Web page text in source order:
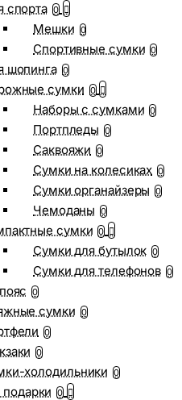
спорта 0
Мешки 0
Спортивные сумки 0
шопинга 0
сумки 0
Наборы с сумками 0
Портпледы 0
Саквояжи 0
Сумки на колесиках 0
Сумки органайзеры 0
Чемоданы 0
сумки 0
Сумки для бутылок 0
Сумки для телефонов 0
0
сумки 0
0
0
холодильники 0
0